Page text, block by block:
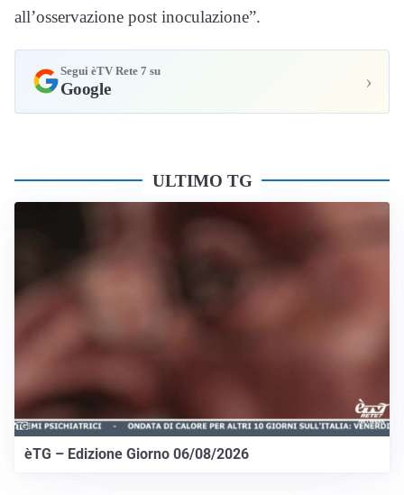
all’osservazione post inoculazione”.
Segui èTV Rete 7 su
Google ›
ULTIMO TG
èTG – Edizione Giorno 06/08/2026